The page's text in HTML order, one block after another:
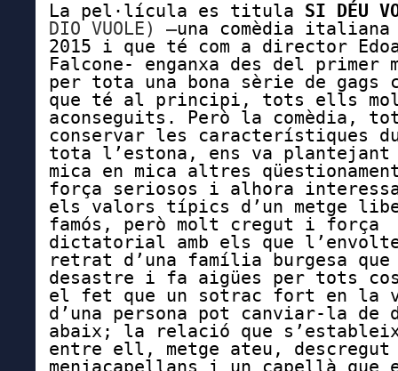
La pel·lícula es titula SI DÉU
DIO VUOLE) –una comèdia
2015 i que té com a director
Falcone- enganxa des del primer
per tota una bona sèrie de gags
que té al principi, tots ells
aconseguits. Però la comèdia,
conservar les característiques
tota l’estona, ens va plantejant
mica en mica altres
força seriosos i alhora
els valors típics d’un metge
famós, però molt cregut i força
dictatorial amb els que
retrat d’una família burgesa que
desastre i fa aigües per tots
el fet que un sotrac fort en la
d’una persona pot canviar-la de
abaix; la relació que
entre ell, metge ateu,